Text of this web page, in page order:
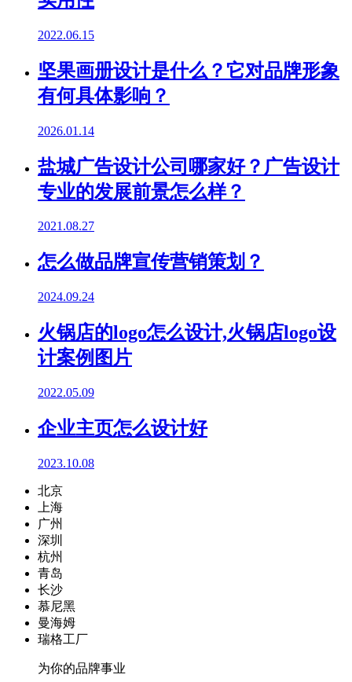
2022.06.15
坚果画册设计是什么？它对品牌形象
有何具体影响？
2026.01.14
盐城广告设计公司哪家好？广告设计
专业的发展前景怎么样？
2021.08.27
怎么做品牌宣传营销策划？
2024.09.24
火锅店的logo怎么设计,火锅店logo设
计案例图片
2022.05.09
企业主页怎么设计好
2023.10.08
北京
上海
广州
深圳
杭州
青岛
长沙
慕尼黑
曼海姆
瑞格工厂
为你的品牌事业